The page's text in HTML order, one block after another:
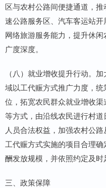
区与农村公路间便捷通道，
速公路服务区、汽车客运站
网络旅游服务能力，提升休
广度深度。
（八）就业增收提升行动。
域以工代赈方式推广力度，
位，拓宽农民群众就业增收
等方式，由沿线农民进行村
人员合法权益，加强农村公
工代赈方式实施的项目合理
酬发放规模，并依照约定及时
三、政策保障